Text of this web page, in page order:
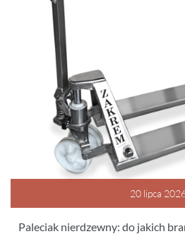
20 lipca
Paleciak nierdzewny: do jakich